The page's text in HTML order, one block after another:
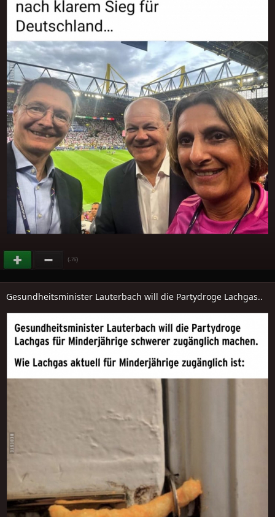
(-76)
Gesundheitsminister Lauterbach will die Partydroge Lachgas..